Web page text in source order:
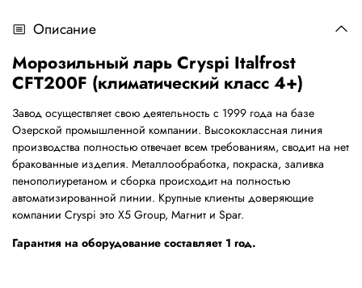
Описание
Морозильный ларь Cryspi Italfrost
CFТ200F (климатический класс 4+)
Завод осуществляет свою деятельность с 1999 года на базе
Озерской промышленной компании. Высококлассная линия
производства полностью отвечает всем требованиям, сводит на нет
бракованные изделия. Металлообработка, покраска, заливка
пенополиуретаном и сборка происходит на полностью
автоматизированной линии. Крупные клиенты доверяющие
компании Cryspi это X5 Group, Магнит и Spar.
Гарантия на оборудование составляет 1 год.